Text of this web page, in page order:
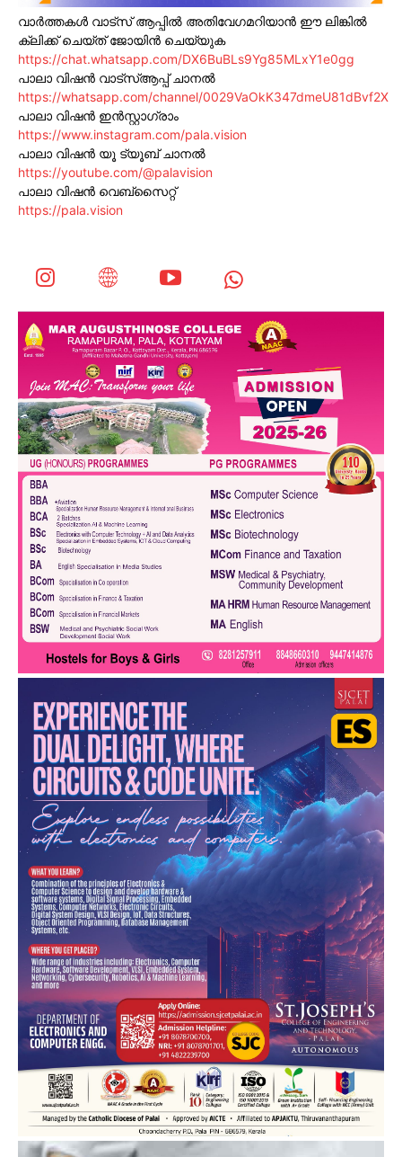
വാർത്തകൾ വാട്സ് ആപ്പിൽ അതിവേഗമറിയാൻ ഈ ലിങ്കിൽ
ക്ലിക്ക് ചെയ്ത് ജോയിൻ ചെയ്യുക
https://chat.whatsapp.com/DX6BuBLs9Yg85MLxY1e0gg
പാലാ വിഷൻ വാട്സ്ആപ്പ് ചാനൽ
https://whatsapp.com/channel/0029VaOkK347dmeU81dBvf2X
പാലാ വിഷൻ ഇൻസ്റ്റാഗ്രാം
https://www.instagram.com/pala.vision
പാലാ വിഷൻ യൂ ട്യൂബ് ചാനൽ
https://youtube.com/@palavision
പാലാ വിഷൻ വെബ്സൈറ്റ്
https://pala.vision